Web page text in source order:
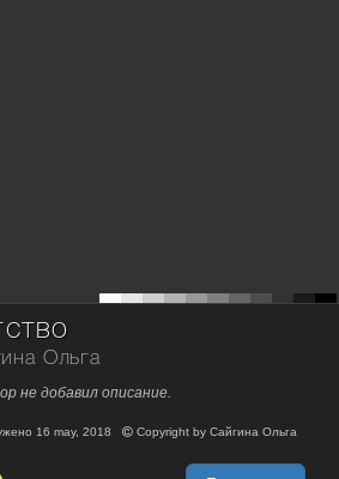
Ольга
не добавил описание.
16 may, 2018 Copyright by Сайгина Ольга